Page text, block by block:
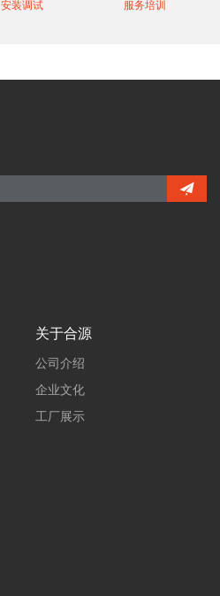
安装调试 服务培训
关于合源
公司介绍
企业文化
工厂展示